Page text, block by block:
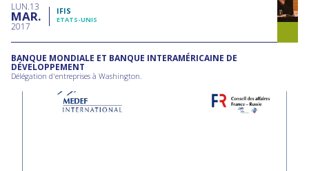
LUN 13
MAR
2017
IFIS
ETATS-UNIS
BANQUE MONDIALE ET BANQUE INTERAMÉRICAINE DE
DÉVELOPPEMENT
Délégation d'entreprises à Washington.